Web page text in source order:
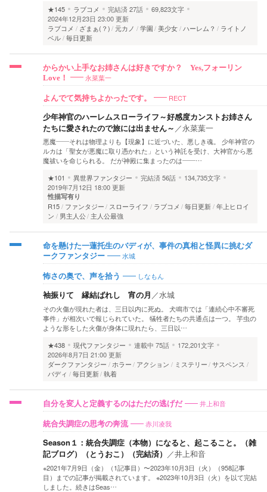
★145
ラブコメ 完結済27話
69,823文字
2024年12月23日 23:00 更新
ラブコメ
ざまぁ(？) 元カノ 学園 美少女 ハーレム？
ライトノ
ベル 毎日更新
からかい上手なお姉さんは好きですか？ Yes,フォーリン
Love！
永菜葉一
よんでて気持ちよかったです。 RECT
少年神官のハーレムスローライフ～好感度カンストお姉さん
たちに愛されたので旅には出ません～ ／永菜葉一
悪魔――それは物理よりも【現象】に近づいた、悪しき魂。 少年神官の
ルカは「聖女が悪魔に取り憑かれた」という神託を受け、大神官から悪
魔祓いを命じられる。 だが神殿に集まったのは――…
★101
異世界ファンタジー 完結済56話
134,735文字
2019年7月12日 18:00 更新
性描写有り
R15 ファンタジー スローライフ ラブコメ 毎日更新 年上ヒロイ
ン
男主人公 主人公最強
命を懸けた一蓮托生のバディが、事件の真相と怪異に挑むダ
ークファンタジー
水城
怖さの奥で、声を拾う しなもん
袖振りて 縁結ばれし 宵の月 ／水城
その火傷が現れた者は、三日以内に死ぬ。 犬鳴市では「連続心中不審死
事件」が相次いで報じられていた。 犠牲者たちの共通点は一つ。 芋虫の
ような形をした火傷が身体に現れたら、三日以…
★438
現代ファンタジー 連載中 75話
172,201文字
2026年8月7日 21:00 更新
ダークファンタジー
ホラー アクション ミステリー サスペンス
バディ
毎日更新 執着
自分を変人と定義するのはただの逃げだ 井上和音
統合失調症の思考の奔流 赤川凌我
Season１：統合失調症（本物）になると、起こること。（雑
記ブログ）（とうおこ）（完結済） ／井上和音
※2021年7月9日（金）（1記事目）〜2023年10月3日（火）（958記事
目）までの記事が掲載されています。 ※2023年10月3日（火）を以て完結
しました。続きはSeas…